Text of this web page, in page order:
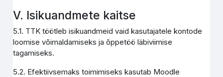
V. Isikuandmete kaitse
5.1. TTK töötleb isikuandmeid vaid kasutajatele kontode
loomise võimaldamiseks ja õppetöö läbiviimise
tagamiseks.
5.2. Efektiivsemaks toimimiseks kasutab Moodle